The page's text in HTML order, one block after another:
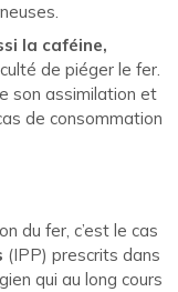
la caféine,
de piéger le fer.
son assimilation et
de consommation
du fer, c’est le cas
(IPP) prescrits dans
qui au long cours